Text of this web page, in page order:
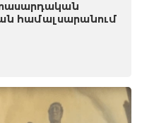
համալսարանում